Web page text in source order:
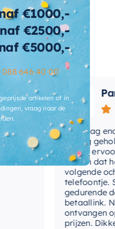
Ja
2-3 weken
Pam
Vandaag enorm
prettig
Avond ervoor
had en dat het
volgende
telefoontje. Snel
gedurende de
betaallink. Nog
ontvangen op
prijzen. Dikke
€1000,-
€2500,-
€5000,-
088 646 40 00
artikelen of in
vraag naar de